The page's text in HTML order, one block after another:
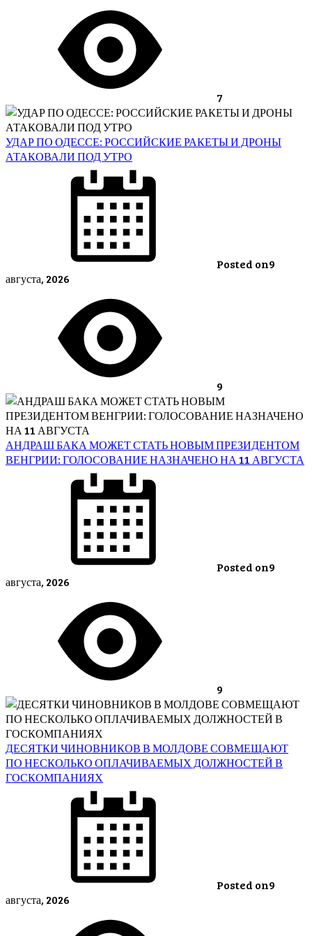
7
УДАР ПО ОДЕССЕ: РОССИЙСКИЕ РАКЕТЫ И ДРОНЫ
АТАКОВАЛИ ПОД УТРО
Posted on9
августа, 2026
9
АНДРАШ БАКА МОЖЕТ СТАТЬ НОВЫМ ПРЕЗИДЕНТОМ
ВЕНГРИИ: ГОЛОСОВАНИЕ НАЗНАЧЕНО НА 11 АВГУСТА
Posted on9
августа, 2026
9
ДЕСЯТКИ ЧИНОВНИКОВ В МОЛДОВЕ СОВМЕЩАЮТ
ПО НЕСКОЛЬКО ОПЛАЧИВАЕМЫХ ДОЛЖНОСТЕЙ В
ГОСКОМПАНИЯХ
Posted on9
августа, 2026